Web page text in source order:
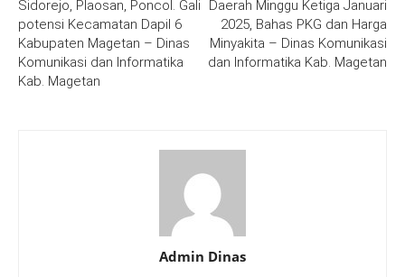
Sidorejo, Plaosan, Poncol. Gali
potensi Kecamatan Dapil 6
Kabupaten Magetan – Dinas
Komunikasi dan Informatika
Kab. Magetan
Daerah Minggu Ketiga Januari
2025, Bahas PKG dan Harga
Minyakita – Dinas Komunikasi
dan Informatika Kab. Magetan
Admin Dinas